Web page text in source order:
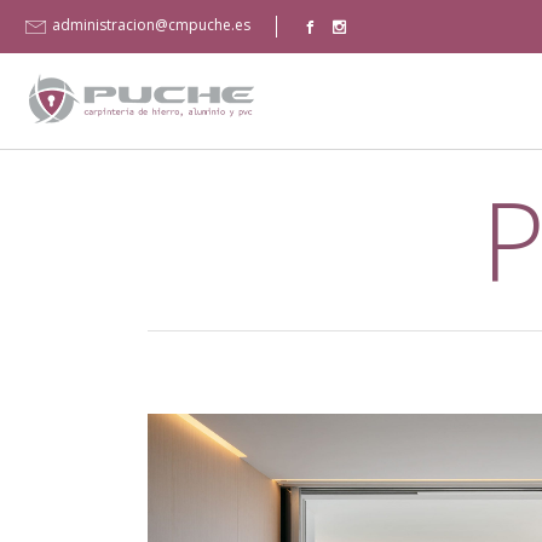
administracion@cmpuche.es